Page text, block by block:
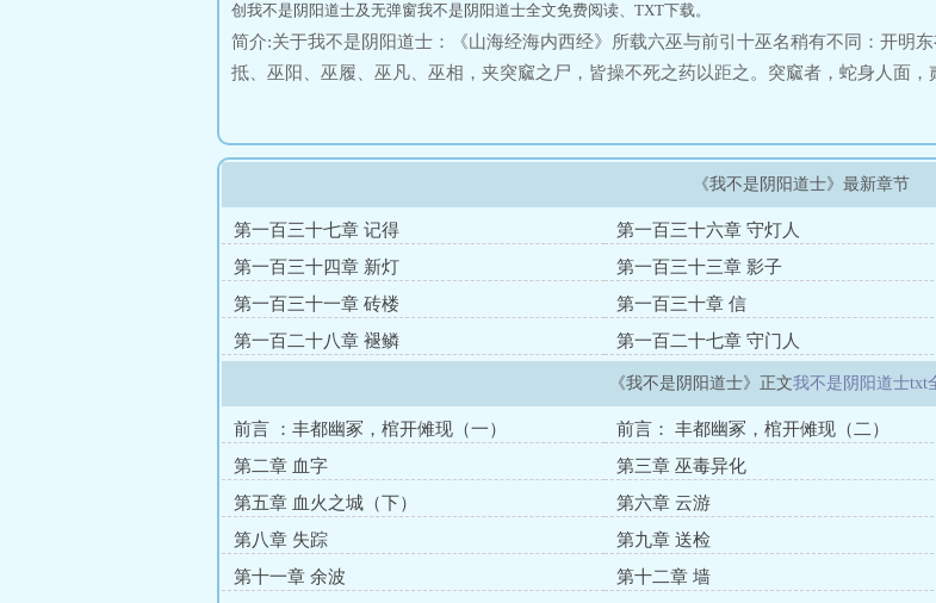
创我不是阴阳道士及无弹窗我不是阴阳道士全文免费阅读、TXT下载。
简介:关于我不是阴阳道士：《山海经海内西经》所载六巫与前引十巫名稍有不同：开明
抵、巫阳、巫履、巫凡、巫相，夹突窳之尸，皆操不死之药以距之。突窳者，蛇身人面，
《我不是阴阳道士》最新章节
第一百三十七章 记得 第一百三十六章 守灯人
第一百三十四章 新灯
第一百三十三章 影子
第一百三十一章 砖楼
第一百三十章 信
第一百二十八章 褪鳞
第一百二十七章 守门人
《我不是阴阳道士》正文我不是阴阳道士txt
前言 ：丰都幽冢，棺开傩现（一） 前言： 丰都幽冢，棺开傩现（二）
第二章 血字
第三章 巫毒异化
第五章 血火之城（下）
第六章 云游
第八章 失踪
第九章 送检
第十一章 余波
第十二章 墙